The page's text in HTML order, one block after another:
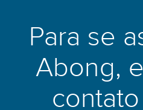
Para se
Abong,